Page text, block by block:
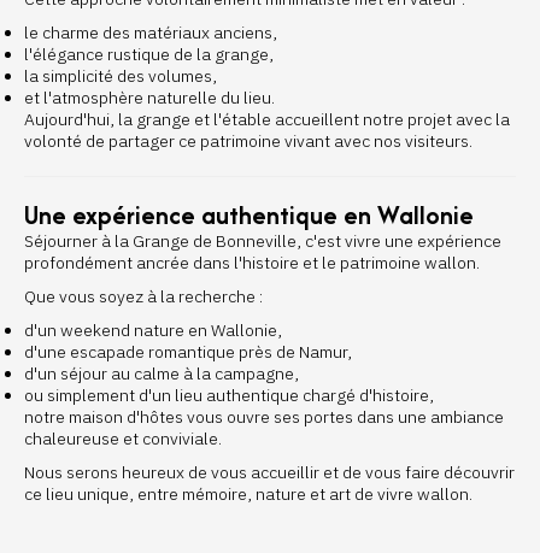
le charme des matériaux anciens,
l'élégance rustique de la grange,
la simplicité des volumes,
et l'atmosphère naturelle du lieu.
Aujourd'hui, la grange et l'étable accueillent notre projet avec la
volonté de partager ce patrimoine vivant avec nos visiteurs.
Une expérience authentique en Wallonie
Séjourner à la Grange de Bonneville, c'est vivre une expérience
profondément ancrée dans l'histoire et le patrimoine wallon.
Que vous soyez à la recherche :
d'un weekend nature en Wallonie,
d'une escapade romantique près de Namur,
d'un séjour au calme à la campagne,
ou simplement d'un lieu authentique chargé d'histoire,
notre maison d'hôtes vous ouvre ses portes dans une ambiance
chaleureuse et conviviale.
Nous serons heureux de vous accueillir et de vous faire découvrir
ce lieu unique, entre mémoire, nature et art de vivre wallon.